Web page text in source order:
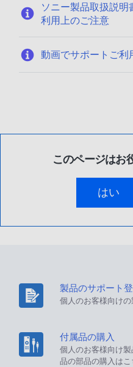
ソニー製品取扱説明
利用上のご注意
動画でサポートご利
このページはお
はい
製品のサポート
個人のお客様向け
付属品の購入
個人のお客様向け
品の部品の購入はこ